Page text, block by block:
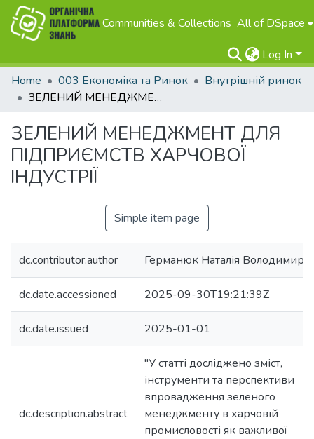
Communities & Collections All of DSpace
Log In
Home
003 Економіка та Ринок
Внутрішній ринок
ЗЕЛЕНИЙ МЕНЕДЖМЕНТ ДЛЯ ПІДПРИЄМСТВ ХАРЧОВОЇ ІНДУСТРІЇ
ЗЕЛЕНИЙ МЕНЕДЖМЕНТ ДЛЯ
ПІДПРИЄМСТВ ХАРЧОВОЇ
ІНДУСТРІЇ
Simple item page
dc.contributor.author Германюк Наталія
dc.date.accessioned 2025-09-30T19:21:39Z
dc.date.issued 2025-01-01
dc.description.abstract
"У статті досліджено зміст,
інструменти та перспективи
впровадження зеленого
менеджменту в харчовій
промисловості як важливої